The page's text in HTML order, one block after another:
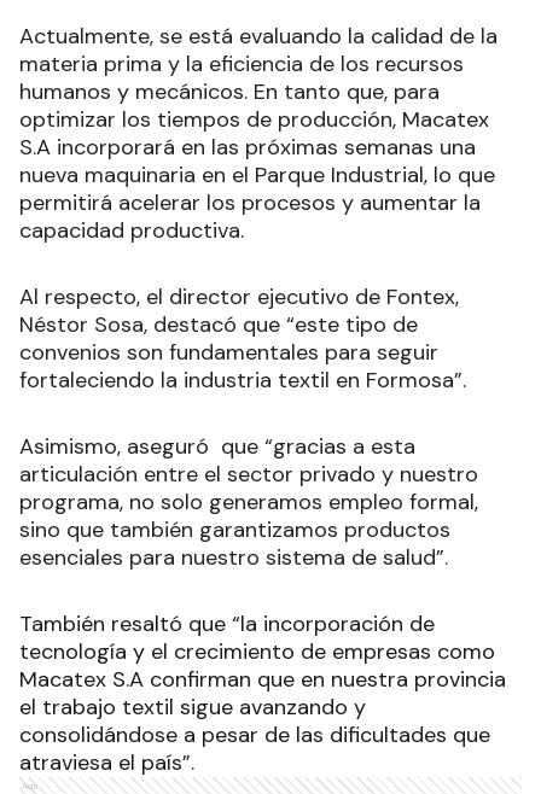
Actualmente, se está evaluando la calidad de la
materia prima y la eficiencia de los recursos
humanos y mecánicos. En tanto que, para
optimizar los tiempos de producción, Macatex
S.A incorporará en las próximas semanas una
nueva maquinaria en el Parque Industrial, lo que
permitirá acelerar los procesos y aumentar la
capacidad productiva.
Al respecto, el director ejecutivo de Fontex,
Néstor Sosa, destacó que “este tipo de
convenios son fundamentales para seguir
fortaleciendo la industria textil en Formosa”.
Asimismo, aseguró que “gracias a esta
articulación entre el sector privado y nuestro
programa, no solo generamos empleo formal,
sino que también garantizamos productos
esenciales para nuestro sistema de salud”.
También resaltó que “la incorporación de
tecnología y el crecimiento de empresas como
Macatex S.A confirman que en nuestra provincia
el trabajo textil sigue avanzando y
consolidándose a pesar de las dificultades que
atraviesa el país”.
Ads